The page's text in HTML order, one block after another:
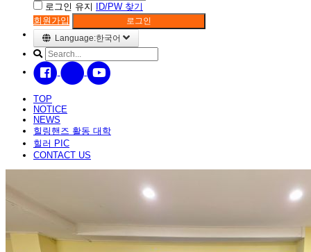
로그인 유지 ID/PW 찾기
회원가입
로그인
Language:한국어
TOP
NOTICE
NEWS
힐링핸즈 활동 대학
힐러 PIC
CONTACT US